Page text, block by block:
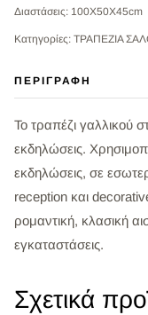
Διαστάσεις: 100Χ50Χ45cm
Κατηγορίες: ΤΡΑΠΕΖΙΑ
ΠΕΡΙΓΡΑΦΉ
Το τραπέζι γαλλικού
εκδηλώσεις.
εκδηλώσεις, σε
reception και
ρομαντική, κλασική
εγκαταστάσεις.
Σχετικά